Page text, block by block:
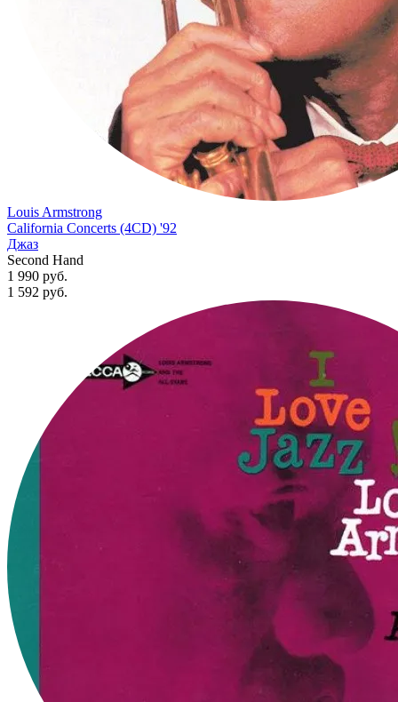
Louis Armstrong
California Concerts (4CD) '92
Джаз
Second Hand
1 990 руб.
1 592 руб.